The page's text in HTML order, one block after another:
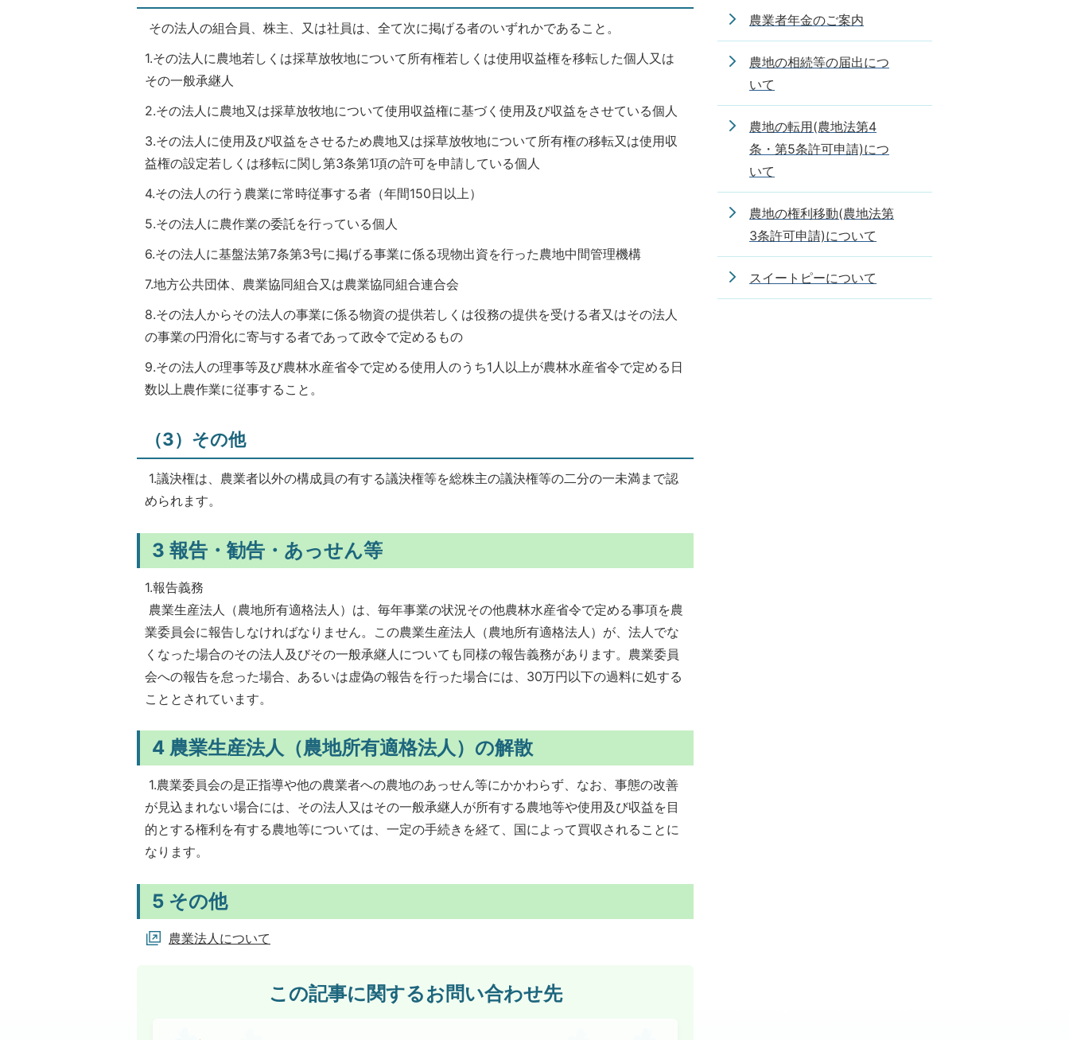
その法人の組合員、株主、又は社員は、全て次に掲げる者のいずれかであること。
1.その法人に農地若しくは採草放牧地について所有権若しくは使用収益権を移転した個人又は
その一般承継人
2.その法人に農地又は採草放牧地について使用収益権に基づく使用及び収益をさせている個人
3.その法人に使用及び収益をさせるため農地又は採草放牧地について所有権の移転又は使用収
益権の設定若しくは移転に関し第3条第1項の許可を申請している個人
4.その法人の行う農業に常時従事する者（年間150日以上）
5.その法人に農作業の委託を行っている個人
6.その法人に基盤法第7条第3号に掲げる事業に係る現物出資を行った農地中間管理機構
7.地方公共団体、農業協同組合又は農業協同組合連合会
8.その法人からその法人の事業に係る物資の提供若しくは役務の提供を受ける者又はその法人
の事業の円滑化に寄与する者であって政令で定めるもの
9.その法人の理事等及び農林水産省令で定める使用人のうち1人以上が農林水産省令で定める日
数以上農作業に従事すること。
（3）その他
1.議決権は、農業者以外の構成員の有する議決権等を総株主の議決権等の二分の一未満まで認
められます。
3 報告・勧告・あっせん等
1.報告義務
農業生産法人（農地所有適格法人）は、毎年事業の状況その他農林水産省令で定める事項を農
業委員会に報告しなければなりません。この農業生産法人（農地所有適格法人）が、法人でな
くなった場合のその法人及びその一般承継人についても同様の報告義務があります。農業委員
会への報告を怠った場合、あるいは虚偽の報告を行った場合には、30万円以下の過料に処する
こととされています。
4 農業生産法人（農地所有適格法人）の解散
1.農業委員会の是正指導や他の農業者への農地のあっせん等にかかわらず、なお、事態の改善
が見込まれない場合には、その法人又はその一般承継人が所有する農地等や使用及び収益を目
的とする権利を有する農地等については、一定の手続きを経て、国によって買収されることに
なります。
5 その他
農業法人について
この記事に関するお問い合わせ先
農業者年金のご案内
農地の相続等の届出につ
いて
農地の転用(農地法第4
条・第5条許可申請)につ
いて
農地の権利移動(農地法第
3条許可申請)について
スイートピーについて